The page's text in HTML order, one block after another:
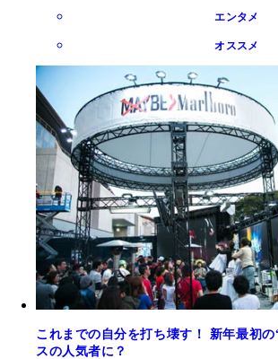
エンタメ
オススメ
これまでの自分を打ち壊す！ 新年最初
スの人気者に？